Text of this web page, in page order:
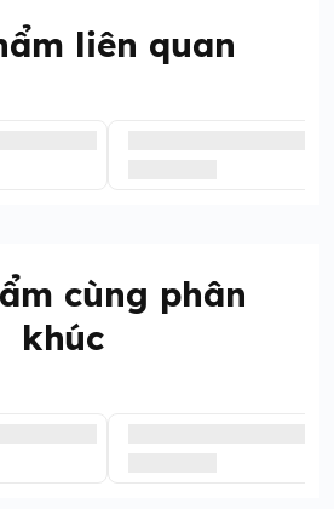
liên quan
cùng phân
khúc